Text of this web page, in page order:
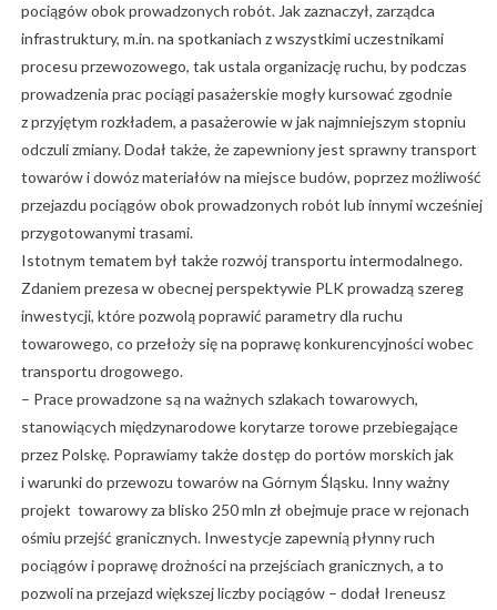
pociągów obok prowadzonych robót. Jak zaznaczył, zarządca
infrastruktury, m.in. na spotkaniach z wszystkimi uczestnikami
procesu przewozowego, tak ustala organizację ruchu, by podczas
prowadzenia prac pociągi pasażerskie mogły kursować zgodnie
z przyjętym rozkładem, a pasażerowie w jak najmniejszym stopniu
odczuli zmiany. Dodał także, że zapewniony jest sprawny transport
towarów i dowóz materiałów na miejsce budów, poprzez możliwość
przejazdu pociągów obok prowadzonych robót lub innymi wcześniej
przygotowanymi trasami.
Istotnym tematem był także rozwój transportu intermodalnego.
Zdaniem prezesa w obecnej perspektywie PLK prowadzą szereg
inwestycji, które pozwolą poprawić parametry dla ruchu
towarowego, co przełoży się na poprawę konkurencyjności wobec
transportu drogowego.
– Prace prowadzone są na ważnych szlakach towarowych,
stanowiących międzynarodowe korytarze torowe przebiegające
przez Polskę. Poprawiamy także dostęp do portów morskich jak
i warunki do przewozu towarów na Górnym Śląsku. Inny ważny
projekt towarowy za blisko 250 mln zł obejmuje prace w rejonach
ośmiu przejść granicznych. Inwestycje zapewnią płynny ruch
pociągów i poprawę drożności na przejściach granicznych, a to
pozwoli na przejazd większej liczby pociągów – dodał Ireneusz